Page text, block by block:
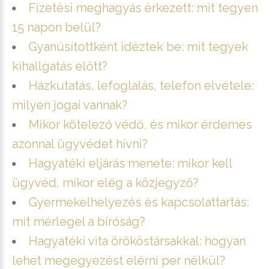
Fizetési meghagyás érkezett: mit tegyen
15 napon belül?
Gyanúsítottként idéztek be: mit tegyek
kihallgatás előtt?
Házkutatás, lefoglalás, telefon elvétele:
milyen jogai vannak?
Mikor kötelező védő, és mikor érdemes
azonnal ügyvédet hívni?
Hagyatéki eljárás menete: mikor kell
ügyvéd, mikor elég a közjegyző?
Gyermekelhelyezés és kapcsolattartás:
mit mérlegel a bíróság?
Hagyatéki vita örököstársakkal: hogyan
lehet megegyezést elérni per nélkül?